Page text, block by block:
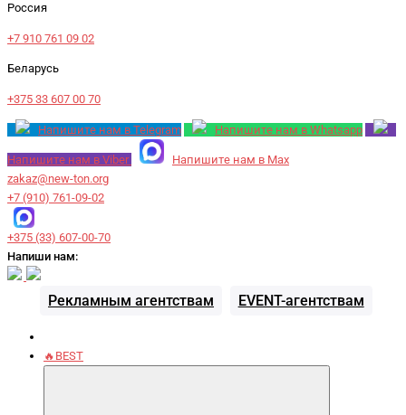
Россия
+7 910 761 09 02
Беларусь
+375 33 607 00 70
Напишите нам в Telegram Напишите нам в Whatsapp
Напишите нам в Viber
Напишите нам в Max
zakaz@new-ton.org
+7 (910) 761-09-02
+375 (33) 607-00-70
Напиши нам:
Рекламным агентствам EVENT-агентствам
🔥BEST